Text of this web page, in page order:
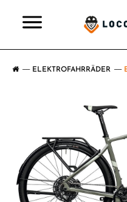
ELEKTROFAHRRÄDER